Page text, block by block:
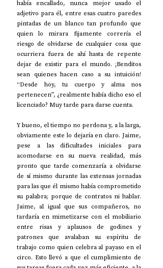
había encallado, nunca mejor usado el
adjetivo para él, entre esas cuatro paredes
pintadas de un blanco tan profundo que
quien lo mirara fijamente correría el
riesgo de olvidarse de cualquier cosa que
ocurriera fuera de ahí hasta de repente
dejar de existir para el mundo. ¡Benditos
sean quienes hacen caso a su intuición!
“Desde hoy, tu cuerpo y alma nos
pertenecen”, ¿realmente había dicho eso el
licenciado? Muy tarde para darse cuenta.
Y bueno, el tiempo no perdona y, a la larga,
obviamente este lo dejaría en claro. Jaime,
pese a las dificultades iniciales para
acomodarse en su nueva realidad, más
pronto que tarde comenzaría a olvidarse
de sí mismo durante las extensas jornadas
para las que él mismo había comprometido
su palabra; porque de contratos ni hablar.
Jaime, al igual que sus compañeros, no
tardaría en mimetizarse con el mobiliario
entre risas y aplausos de godines y
patrones que avalaban su espíritu de
trabajo como quien celebra al payaso en el
circo. Esto llevó a que el cumplimiento de